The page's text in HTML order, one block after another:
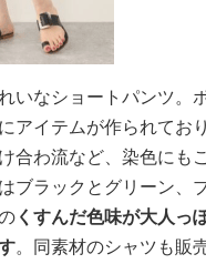
いなショートパンツ。
アイテムが作られてお
合わ流など、染色にも
ブラックとグリーン、
くすんだ色味が大人っ
。同素材のシャツも販